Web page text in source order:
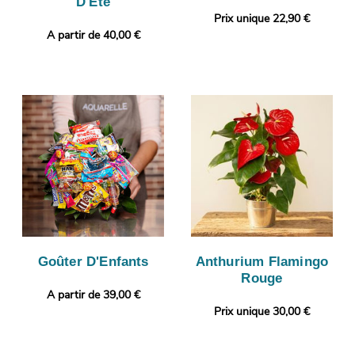
A partir de 40,00 €
Prix unique 22,90 €
Goûter D'Enfants
A partir de 39,00 €
Anthurium Flamingo
Rouge
Prix unique 30,00 €